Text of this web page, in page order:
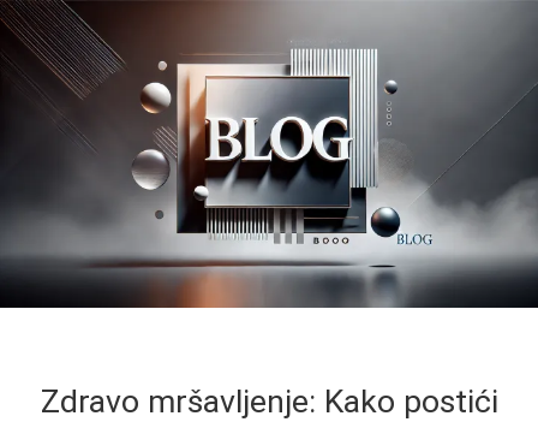
Zdravo mršavljenje: Kako postići